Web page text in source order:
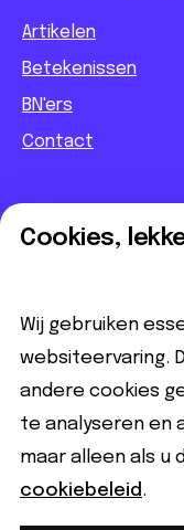
Artikelen
Betekenissen
BN'ers
Contact
Informatief
Partnerbijdrage
Disclaimer
Volg ons
Cookies,
Wij gebruiken
websiteervaring.
andere cookies
te analyseren en
maar alleen als u
cookiebeleid .